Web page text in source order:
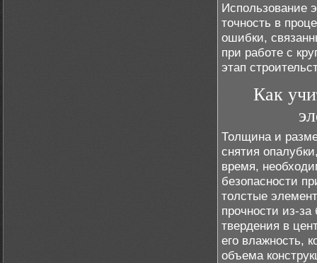
Использование
точность в
ошибки,
при работе с
этап
Как
Толщина и
снятия
время,
безопасности
толстые
прочности из-
твердения в
его влажность,
объема